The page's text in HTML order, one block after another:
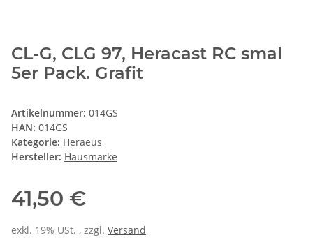
CL-G, CLG 97, Heracast RC smal
5er Pack. Grafit
Artikelnummer: 014GS
HAN: 014GS
Kategorie: Heraeus
Hersteller: Hausmarke
41,50 €
exkl. 19% USt. , zzgl. Versand